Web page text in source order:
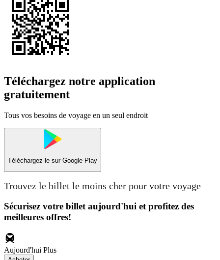
Téléchargez notre application
gratuitement
Tous vos besoins de voyage en un seul endroit
Téléchargez-le sur Google Play
Trouvez le billet le moins cher pour votre voyage
Sécurisez votre billet aujourd'hui et profitez des
meilleures offres!
Aujourd'hui Plus